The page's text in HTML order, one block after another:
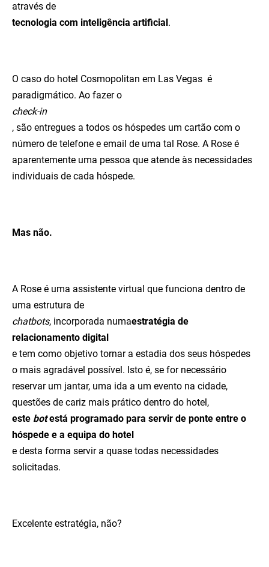
através de
tecnologia com inteligência artificial.
O caso do hotel Cosmopolitan em Las Vegas é
paradigmático. Ao fazer o
check-in
, são entregues a todos os hóspedes um cartão com o
número de telefone e email de uma tal Rose. A Rose é
aparentemente uma pessoa que atende às necessidades
individuais de cada hóspede.
Mas não.
A Rose é uma assistente virtual que funciona dentro de
uma estrutura de
chatbots, incorporada numaestratégia de
relacionamento digital
e tem como objetivo tornar a estadia dos seus hóspedes
o mais agradável possível. Isto é, se for necessário
reservar um jantar, uma ida a um evento na cidade,
questões de cariz mais prático dentro do hotel,
este botestá programado para servir de ponte entre o
hóspede e a equipa do hotel
e desta forma servir a quase todas necessidades
solicitadas.
Excelente estratégia, não?